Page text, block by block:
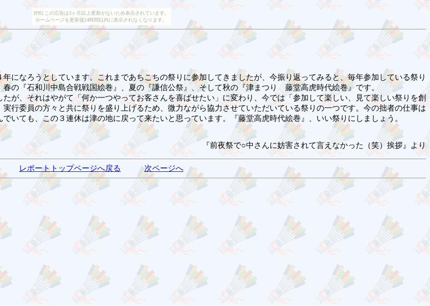
[PR] この広告は3ヶ月以上更新がないため表示されています。
ホームページを更新後24時間以内に表示されなくなります。
になろうとしています。これまであちこちの祭りに参加してきましたが、今振り返ってみると、毎年参加している祭り
の『石和川中島合戦戦国絵巻』、夏の『謙信公祭』、そして秋の『津まつり 藤堂高虎時代絵巻』です。
が、それはやがて「何か一つやってお客さんを喜ばせたい」に変わり、今では「参加して楽しい、見て楽しい祭りを創
行委員の方々と共に祭りを盛り上げるため、微力ながら協力させていただいている祭りの一つです。今の拙者の仕事は
いても、この３連休は津の地に戻って来たいと思っています。『藤堂高虎時代絵巻』、いい祭りにしましょう。
『前夜祭で○中さんに妨害されて言えなかった（笑）挨拶』より
レポートトップページへ戻る 次ページへ